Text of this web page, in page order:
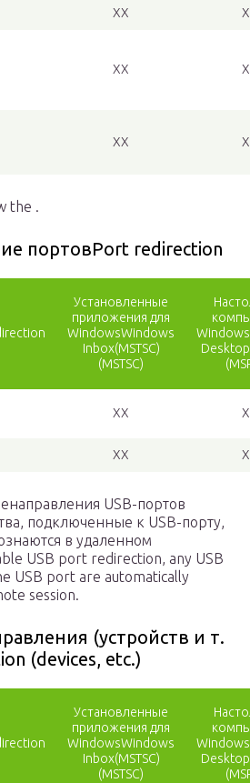
XX
XX
XX
the .
портовPort redirection
Установленные
приложения для
WindowsWindows
Inbox(MSTSC)
(MSTSC)
XX
XX
USB-портов
подключенные к USB-порту,
в удаленном
USB port redirection, any USB
USB port are automatically
session.
(устройств и т.
(devices, etc.)
Установленные
приложения для
WindowsWindows
Inbox(MSTSC)
(MSTSC)